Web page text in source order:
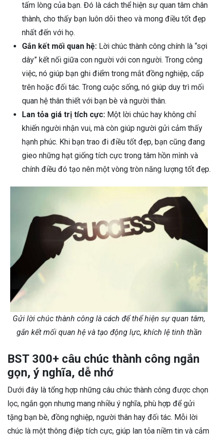
tấm lòng của bạn. Đó là cách thể hiện sự quan tâm chân
thành, cho thấy bạn luôn dõi theo và mong điều tốt đẹp
nhất đến với họ.
Gắn kết mối quan hệ: Lời chúc thành công chính là “sợi
dây” kết nối giữa con người với con người. Trong công
việc, nó giúp bạn ghi điểm trong mắt đồng nghiệp, cấp
trên hoặc đối tác. Trong cuộc sống, nó giúp duy trì mối
quan hệ thân thiết với bạn bè và người thân.
Lan tỏa giá trị tích cực: Một lời chúc hay không chỉ
khiến người nhận vui, mà còn giúp người gửi cảm thấy
hạnh phúc. Khi bạn trao đi điều tốt đẹp, bạn cũng đang
gieo những hạt giống tích cực trong tâm hồn mình và
chính điều đó tạo nên một vòng tròn năng lượng tốt đẹp.
Gửi lời chúc thành công là cách để thể hiện sự quan tâm,
gắn kết mối quan hệ và tạo động lực, khích lệ tinh thần
BST 300+ câu chúc thành công ngắn
gọn, ý nghĩa, dễ nhớ
Dưới đây là tổng hợp những câu chúc thành công được chọn
lọc, ngắn gọn nhưng mang nhiều ý nghĩa, phù hợp để gửi
tặng bạn bè, đồng nghiệp, người thân hay đối tác. Mỗi lời
chúc là một thông điệp tích cực, giúp lan tỏa niềm tin và cảm